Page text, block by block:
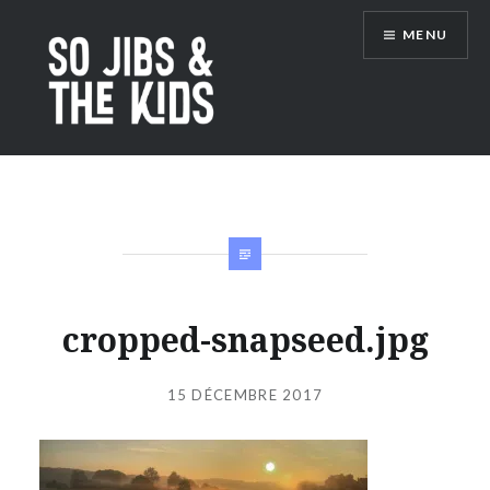
contenu
principal
So Jibs & the Kids
MENU
cropped-snapseed.jpg
Publié
JIBS
le15 DÉCEMBRE 2017